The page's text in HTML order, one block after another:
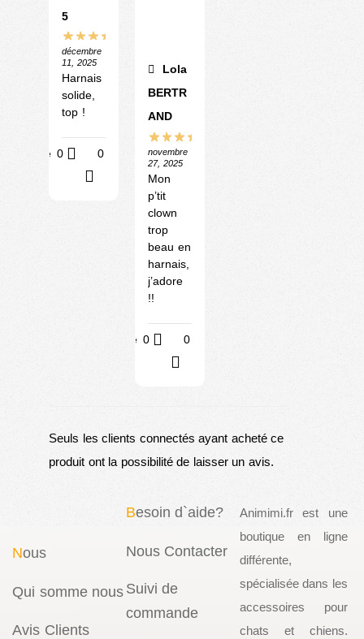
5
décembre
11, 2025
Harnais
solide,
top !
Utile 0 0
Lola
BERTR
AND
novembre
27, 2025
Mon
p’tit
clown
trop
beau en
harnais,
j’adore
!!
Utile 0 0
Seuls les clients connectés ayant acheté ce
produit ont la possibilité de laisser un avis.
Nous
Qui somme nous
Avis Clients
Besoin d`aide?
Nous Contacter
Suivi de
commande
Animimi.fr est une
boutique en ligne
différente,
spécialisée dans les
accessoires pour
chats et chiens.